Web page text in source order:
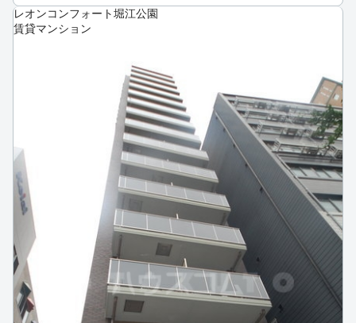
レオンコンフォート堀江公園
賃貸マンション